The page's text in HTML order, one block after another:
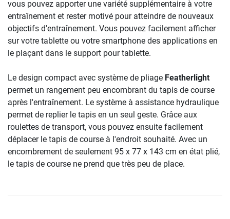
vous pouvez apporter une variété supplémentaire à votre
entraînement et rester motivé pour atteindre de nouveaux
objectifs d'entraînement. Vous pouvez facilement afficher
sur votre tablette ou votre smartphone des applications en
le plaçant dans le support pour tablette.
Le design compact avec système de pliage Featherlight
permet un rangement peu encombrant du tapis de course
après l'entraînement. Le système à assistance hydraulique
permet de replier le tapis en un seul geste. Grâce aux
roulettes de transport, vous pouvez ensuite facilement
déplacer le tapis de course à l'endroit souhaité. Avec un
encombrement de seulement 95 x 77 x 143 cm en état plié,
le tapis de course ne prend que très peu de place.